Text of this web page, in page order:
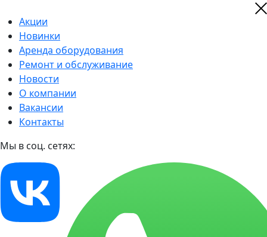
Акции
Новинки
Аренда оборудования
Ремонт и обслуживание
Новости
О компании
Вакансии
Контакты
Мы в соц. сетях: